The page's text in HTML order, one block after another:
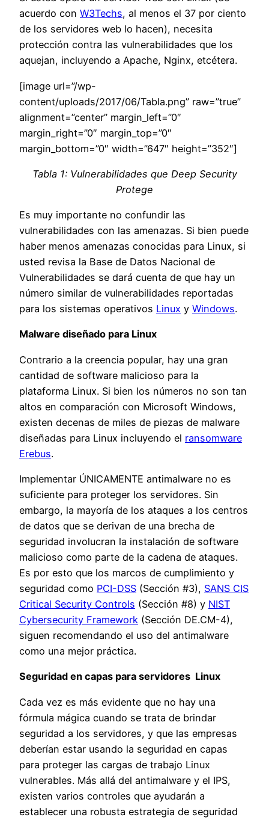
acuerdo con W3Techs, al menos el 37 por ciento
de los servidores web lo hacen), necesita
protección contra las vulnerabilidades que los
aquejan, incluyendo a Apache, Nginx, etcétera.
[image url=”/wp-
content/uploads/2017/06/Tabla.png” raw=”true”
alignment=”center” margin_left=”0″
margin_right=”0″ margin_top=”0″
margin_bottom=”0″ width=”647″ height=”352″]
Tabla 1: Vulnerabilidades que Deep Security
Protege
Es muy importante no confundir las
vulnerabilidades con las amenazas. Si bien puede
haber menos amenazas conocidas para Linux, si
usted revisa la Base de Datos Nacional de
Vulnerabilidades se dará cuenta de que hay un
número similar de vulnerabilidades reportadas
para los sistemas operativos Linux y Windows.
Malware diseñado para Linux
Contrario a la creencia popular, hay una gran
cantidad de software malicioso para la
plataforma Linux. Si bien los números no son tan
altos en comparación con Microsoft Windows,
existen decenas de miles de piezas de malware
diseñadas para Linux incluyendo el ransomware
Erebus.
Implementar ÚNICAMENTE antimalware no es
suficiente para proteger los servidores. Sin
embargo, la mayoría de los ataques a los centros
de datos que se derivan de una brecha de
seguridad involucran la instalación de software
malicioso como parte de la cadena de ataques.
Es por esto que los marcos de cumplimiento y
seguridad como PCI-DSS (Sección #3), SANS CIS
Critical Security Controls (Sección #8) y NIST
Cybersecurity Framework (Sección DE.CM-4),
siguen recomendando el uso del antimalware
como una mejor práctica.
Seguridad en capas para servidores Linux
Cada vez es más evidente que no hay una
fórmula mágica cuando se trata de brindar
seguridad a los servidores, y que las empresas
deberían estar usando la seguridad en capas
para proteger las cargas de trabajo Linux
vulnerables. Más allá del antimalware y el IPS,
existen varios controles que ayudarán a
establecer una robusta estrategia de seguridad